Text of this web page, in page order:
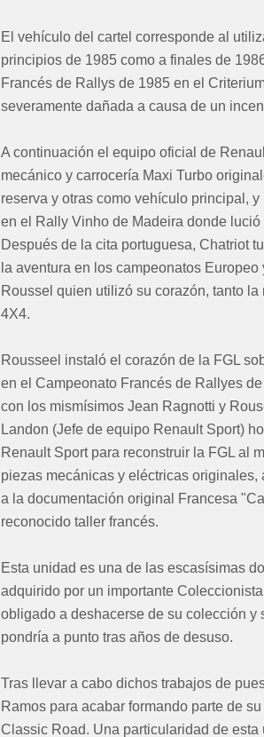
El vehículo del cartel corresponde al
principios de 1985 como a finales de
Francés de Rallys de 1985 en el
severamente dañada a causa de un
A continuación el equipo oficial de
mecánico y carrocería Maxi Turbo
reserva y otras como vehículo principal,
en el Rally Vinho de Madeira donde
Después de la cita portuguesa, Chatriot
la aventura en los campeonatos
Roussel quien utilizó su corazón, tanto
4X4.
Rousseel instaló el corazón de la FGL
en el Campeonato Francés de Rallyes
con los mismísimos Jean Ragnotti y
Landon (Jefe de equipo Renault Sport)
Renault Sport para reconstruir la FGL al
piezas mecánicas y eléctricas
a la documentación original Francesa
reconocido taller francés.
Esta unidad es una de las escasísimas
adquirido por un importante
obligado a deshacerse de su colección
pondría a punto tras años de desuso.
Tras llevar a cabo dichos trabajos de
Ramos para acabar formando parte de
Classic Road. Una particularidad de